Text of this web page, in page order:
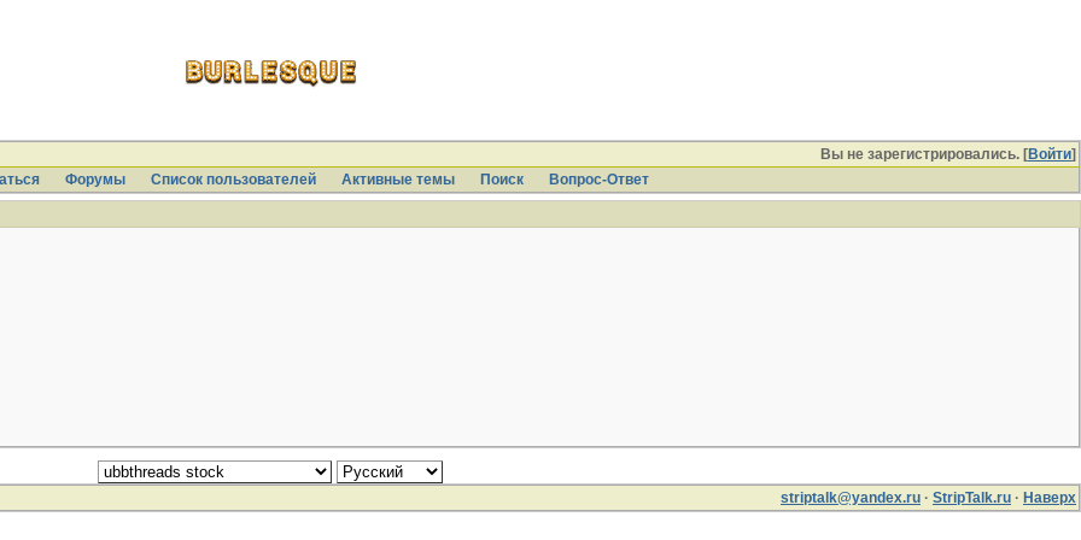
Вы не зарегистрировались. [Войти]
Форумы Список пользователей Активные темы Поиcк Вопрос-Ответ
striptalk@yandex.ru · StripTalk.ru · Наверх